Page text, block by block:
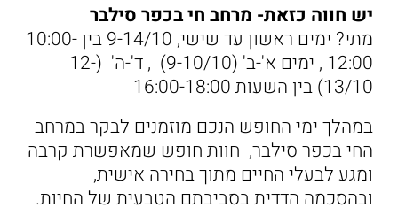
יש חווה כזאת- מרחב חי בכפר סילבר
מתי? ימים ראשון עד שישי, 9-14/10 בין 10:00-
12:00 , ימים א'-ב' (9-10/10) , ד'-ה' (12-
13/10) בין השעות 16:00-18:00
במהלך ימי החופש הנכם מוזמנים לבקר במרחב
החי בכפר סילבר, חוות חופש שמאפשרת קרבה
ומגע לבעלי החיים מתוך בחירה אישית,
ובהסכמה הדדית בסביבתם הטבעית של החיות.